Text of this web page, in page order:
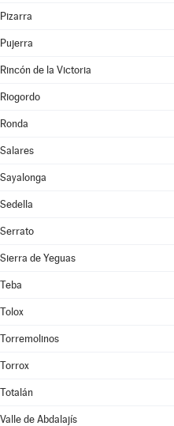
Pizarra
Pujerra
Rincón de la Victoria
Riogordo
Ronda
Salares
Sayalonga
Sedella
Serrato
Sierra de Yeguas
Teba
Tolox
Torremolinos
Torrox
Totalán
Valle de Abdalajís